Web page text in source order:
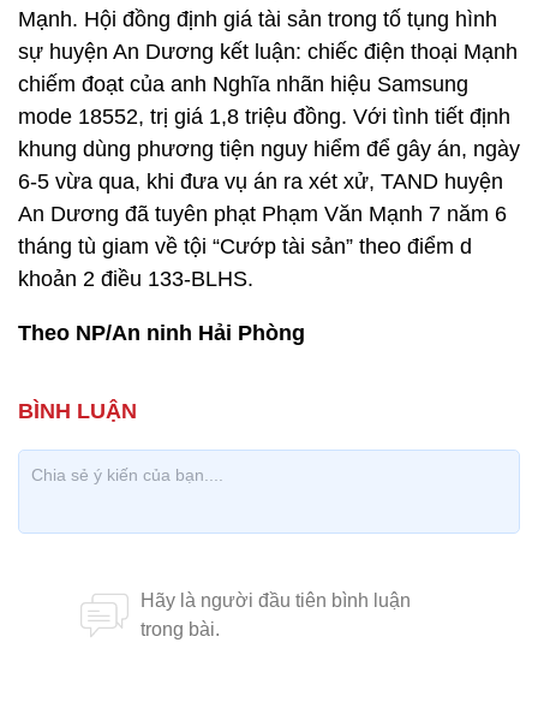
Mạnh. Hội đồng định giá tài sản trong tố tụng hình
sự huyện An Dương kết luận: chiếc điện thoại Mạnh
chiếm đoạt của anh Nghĩa nhãn hiệu Samsung
mode 18552, trị giá 1,8 triệu đồng. Với tình tiết định
khung dùng phương tiện nguy hiểm để gây án, ngày
6-5 vừa qua, khi đưa vụ án ra xét xử, TAND huyện
An Dương đã tuyên phạt Phạm Văn Mạnh 7 năm 6
tháng tù giam về tội “Cướp tài sản” theo điểm d
khoản 2 điều 133-BLHS.
Theo NP/An ninh Hải Phòng